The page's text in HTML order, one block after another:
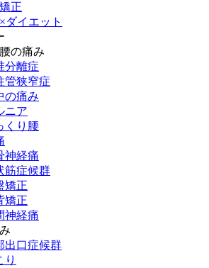
正
ダイエット
の痛み
分離症
管狭窄症
の痛み
ニア
くり腰
神経痛
筋症候群
矯正
矯正
神経痛
出口症候群
り